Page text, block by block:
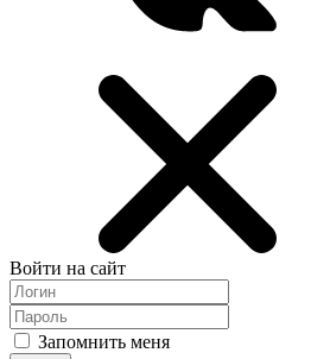
Войти на сайт
Запомнить меня